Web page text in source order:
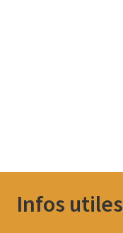
Infos utiles